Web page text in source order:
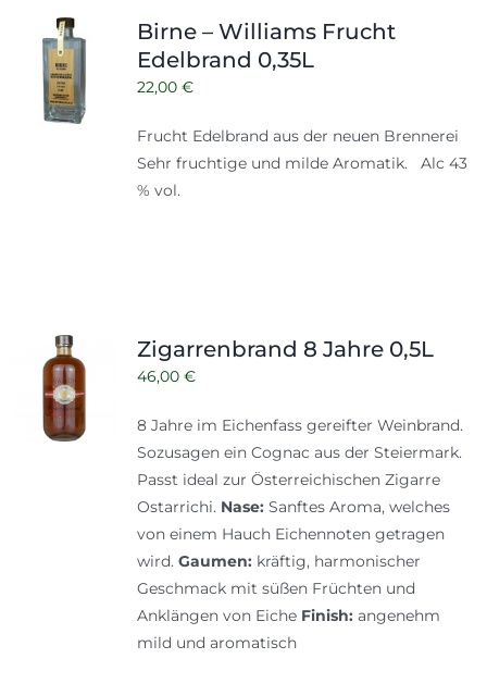
Birne – Williams Frucht
Edelbrand 0,35L
22,00 €
Frucht Edelbrand aus der neuen Brennerei
Sehr fruchtige und milde Aromatik. Alc 43
% vol.
Zigarrenbrand 8 Jahre 0,5L
46,00 €
8 Jahre im Eichenfass gereifter Weinbrand.
Sozusagen ein Cognac aus der Steiermark.
Passt ideal zur Österreichischen Zigarre
Ostarrichi. Nase:Sanftes Aroma, welches
von einem Hauch Eichennoten getragen
wird. Gaumen:kräftig, harmonischer
Geschmack mit süßen Früchten und
Anklängen von Eiche Finish:angenehm
mild und aromatisch